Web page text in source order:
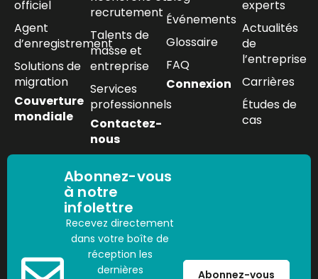
officiel
Agent
d’enregistrement
Solutions de
migration
Couverture
mondiale
recrutement
Talents de
masse et
entreprise
Services
professionnels
Contactez-
nous
Événements
Glossaire
FAQ
Connexion
experts
Actualités
de
l’entreprise
Carrières
Études de
cas
Abonnez-vous
à notre
infolettre
Recevez directement
dans votre boîte de
réception les
dernières
Abonnez-vous